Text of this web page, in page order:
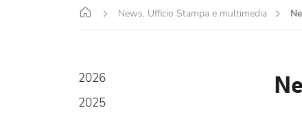
Home News, Ufficio Stampa e multimedia
2026
2025